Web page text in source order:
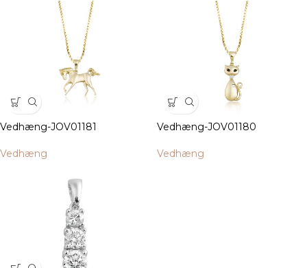
Vedhæng-JOV01181
Vedhæng
Vedhæng-JOV01180
Vedhæng